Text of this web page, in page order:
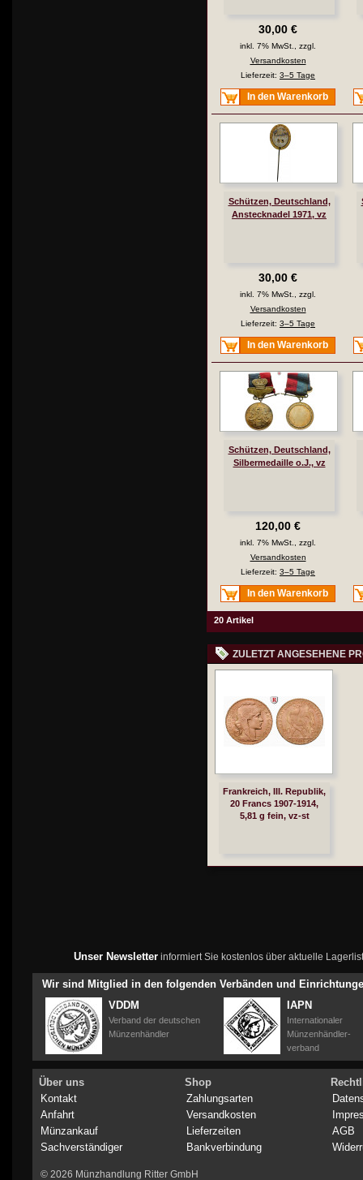
30,00 €
inkl. 7% MwSt., zzgl.
Versandkosten
Lieferzeit: 3–5 Tage
In den Warenkorb
Schützen, Deutschland,
Anstecknadel 1971, vz
30,00 €
inkl. 7% MwSt., zzgl.
Versandkosten
Lieferzeit: 3–5 Tage
In den Warenkorb
Schützen, Deutschland,
Silbermedaille o.J., vz
120,00 €
inkl. 7% MwSt., zzgl.
Versandkosten
Lieferzeit: 3–5 Tage
In den Warenkorb
20 Artikel
ZULETZT ANGESEHENE
Frankreich, III. Republik,
20 Francs 1907-1914,
5,81 g fein, vz-st
Unser Newsletterinformiert Sie kostenlos über aktuelle
Wir sind Mitglied in den folgenden Verbänden und
VDDM
Verband der deutschen
Münzenhändler
IAPN
Internationaler
Münzenhändler-
verband
Über uns
Kontakt
Anfahrt
Münzankauf
Sachverständiger
Shop
Zahlungsarten
Versandkosten
Lieferzeiten
Bankverbindung
AGB
© 2026 Münzhandlung Ritter GmbH